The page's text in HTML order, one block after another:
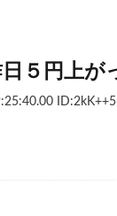
日５円上